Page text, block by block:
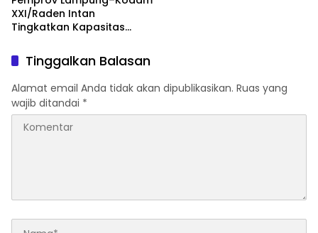
XXI/Raden Intan
Tingkatkan Kapasitas
Komunikasi Publik
Tinggalkan Balasan
Alamat email Anda tidak akan dipublikasikan. Ruas yang
wajib ditandai *